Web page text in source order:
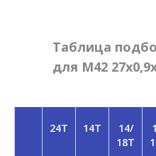
Таблица
для M42
24T 14T
14/
18T